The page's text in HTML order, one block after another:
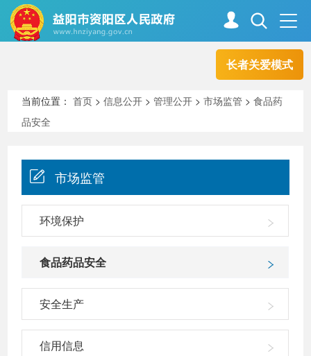
长者关爱模式
走进资阳
新闻中心 解读回应
高效办成一件事
当前位置：首页 >信息公开 >管理公开 >市场监管 >食品药
品安全
市场监管
环境保护
食品药品安全
安全生产
信用信息